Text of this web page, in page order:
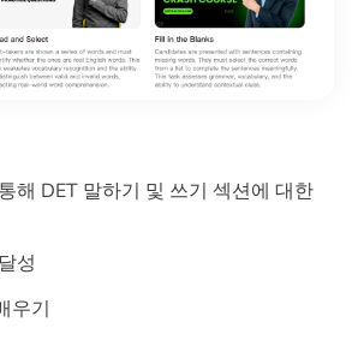
해 DET 말하기 및 쓰기 섹션에 대한
성
우기